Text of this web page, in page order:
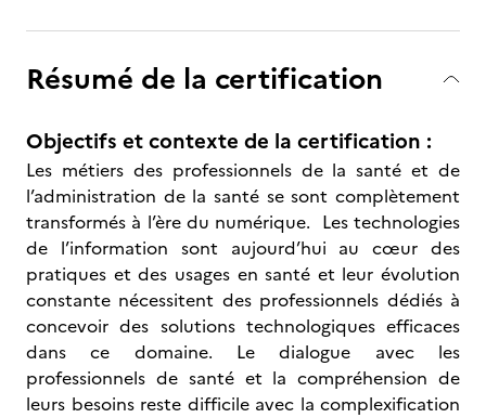
Résumé de la certification
Objectifs et contexte de la certification :
Les métiers des professionnels de la santé et de
l’administration de la santé se sont complètement
transformés à l’ère du numérique. Les technologies
de l’information sont aujourd’hui au cœur des
pratiques et des usages en santé et leur évolution
constante nécessitent des professionnels dédiés à
concevoir des solutions technologiques efficaces
dans ce domaine. Le dialogue avec les
professionnels de santé et la compréhension de
leurs besoins reste difficile avec la complexification